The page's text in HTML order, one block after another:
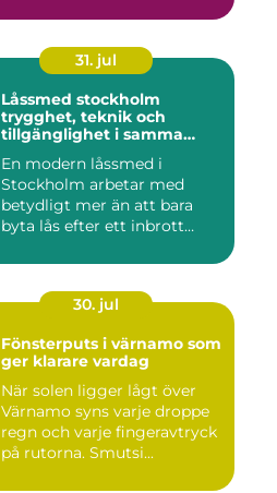
31. jul
Låssmed stockholm
trygghet, teknik och
tillgänglighet i samma
En modern låssmed i
Stockholm arbetar med
betydligt mer än att bara
byta lås efter ett inbrott
30. jul
Fönsterputs i värnamo som
ger klarare vardag
När solen ligger lågt över
Värnamo syns varje droppe
regn och varje fingeravtryck
på rutorna. Smutsi...